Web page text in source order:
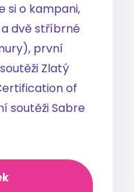
si o kampani,
dvě stříbrné
první
Zlatý
of
soutěži Sabre